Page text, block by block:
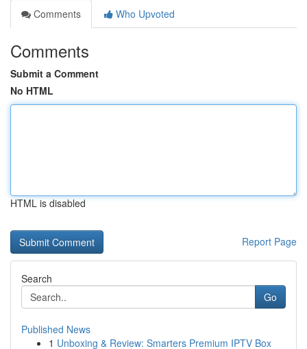
Comments
Who Upvoted
Comments
Submit a Comment
No HTML
HTML is disabled
Report Page
Search
Go
Published News
1 Unboxing & Review: Smarters Premium IPTV Box